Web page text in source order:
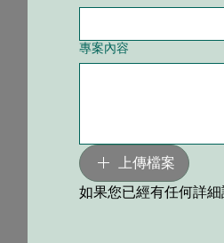
專案內容
上傳檔案
如果您已經有任何詳